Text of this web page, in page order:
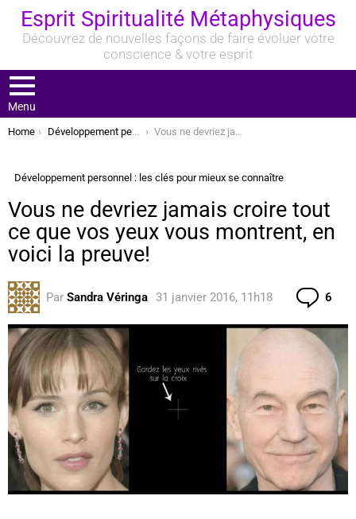
Esprit Spiritualité Métaphysiques
Découvrez de nouvelles façons de faire évoluer votre
conscience & votre esprit
Menu
You are here:
Home Développement personnel : les clés pour mieux se connaître Vous ne devriez jamais croire tout ce que vos yeux vous montrent, en voici la preuve!
Développement personnel : les clés pour mieux se connaître
Vous ne devriez jamais croire tout
ce que vos yeux vous montrent, en
voici la preuve!
Par Sandra Véringa 31 janvier 2016, 11h18 6